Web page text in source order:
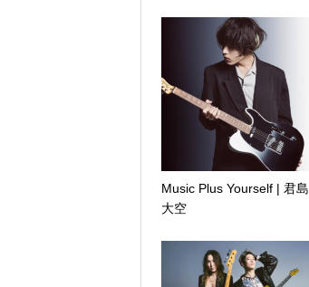
Music Plus Yourself | 君島
大空